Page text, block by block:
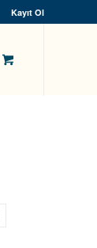
Kayıt Ol